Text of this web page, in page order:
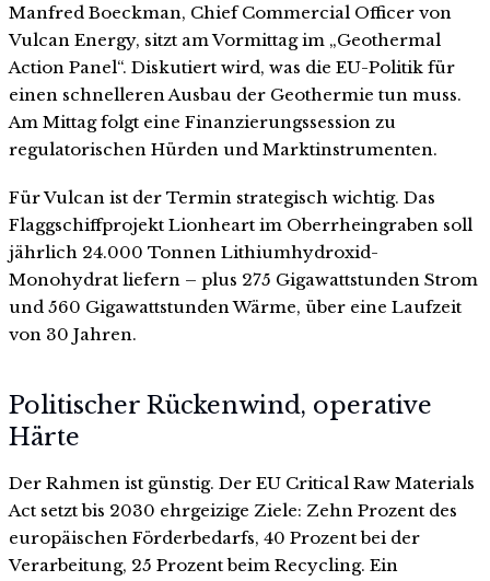
Manfred Boeckman, Chief Commercial Officer von
Vulcan Energy, sitzt am Vormittag im „Geothermal
Action Panel“. Diskutiert wird, was die EU-Politik für
einen schnelleren Ausbau der Geothermie tun muss.
Am Mittag folgt eine Finanzierungssession zu
regulatorischen Hürden und Marktinstrumenten.
Für Vulcan ist der Termin strategisch wichtig. Das
Flaggschiffprojekt Lionheart im Oberrheingraben soll
jährlich 24.000 Tonnen Lithiumhydroxid-
Monohydrat liefern – plus 275 Gigawattstunden Strom
und 560 Gigawattstunden Wärme, über eine Laufzeit
von 30 Jahren.
Politischer Rückenwind, operative
Härte
Der Rahmen ist günstig. Der EU Critical Raw Materials
Act setzt bis 2030 ehrgeizige Ziele: Zehn Prozent des
europäischen Förderbedarfs, 40 Prozent bei der
Verarbeitung, 25 Prozent beim Recycling. Ein